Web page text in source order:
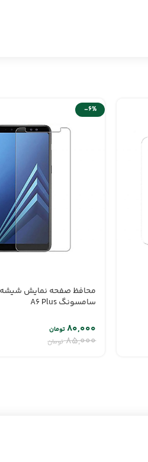
-6%
محافظ صفحه نمایش
سامسونگ A6 Plus
۸۵,۰۰۰ تومان
۸۰,۰۰۰ تومان